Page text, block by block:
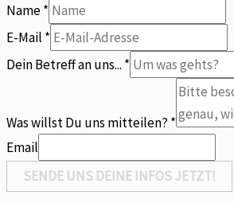
Name*
willst
Name
E-Mail *
Dein Betreff an uns... *
Was willst Du uns mitteilen? *
Email
SENDE UNS DEINE INFOS JETZT!